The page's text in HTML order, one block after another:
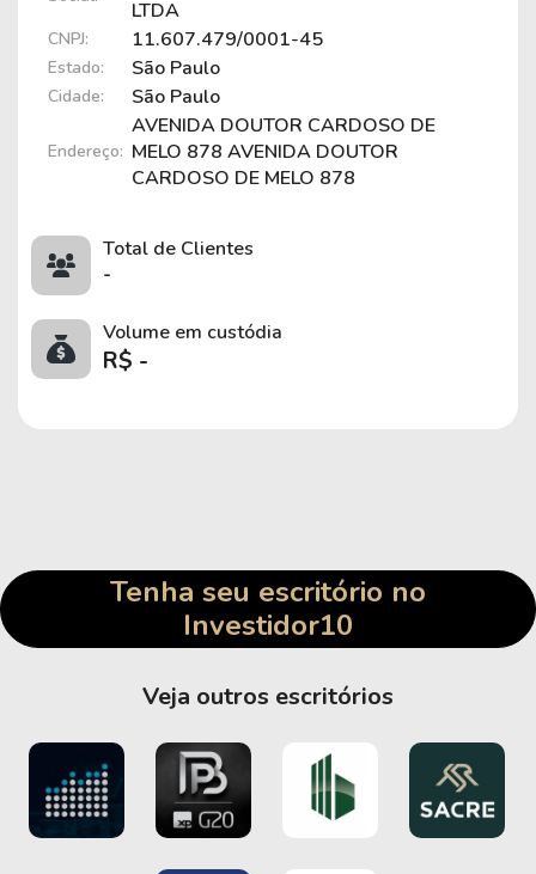
LTDA
CNPJ: 11.607.479/0001-45
Estado: São Paulo
Cidade: São Paulo
Endereço:
AVENIDA DOUTOR CARDOSO DE
MELO 878 AVENIDA DOUTOR
CARDOSO DE MELO 878
Total de Clientes
-
Volume em custódia
R$ -
Tenha seu escritório no
Investidor10
Veja outros escritórios